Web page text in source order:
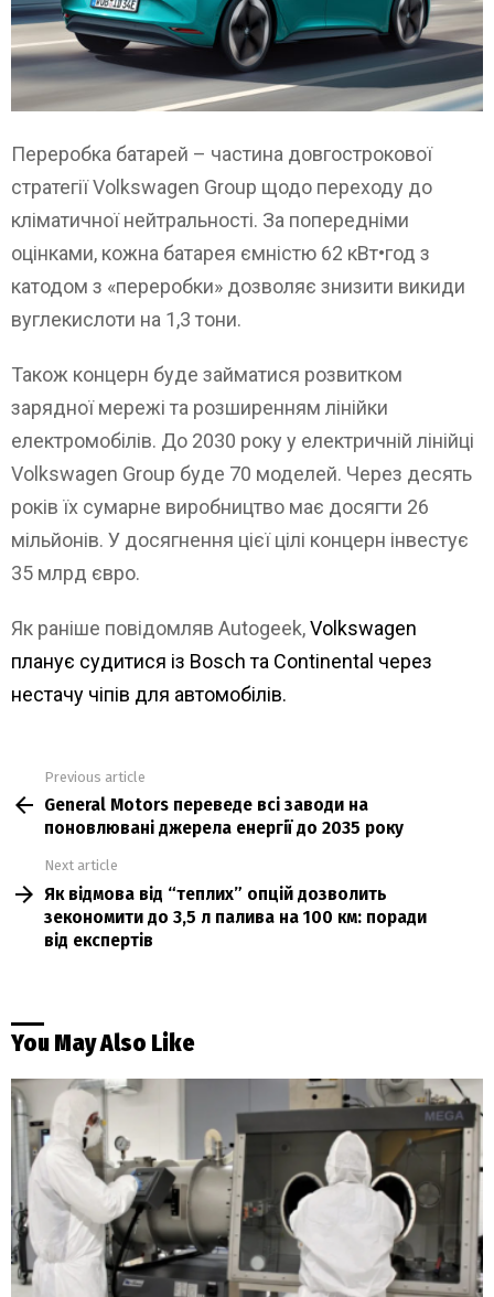
Переробка батарей – частина довгострокової
стратегії Volkswagen Group щодо переходу до
кліматичної нейтральності. За попередніми
оцінками, кожна батарея ємністю 62 кВт•год з
катодом з «переробки» дозволяє знизити викиди
вуглекислоти на 1,3 тони.
Також концерн буде займатися розвитком
зарядної мережі та розширенням лінійки
електромобілів. До 2030 року у електричній лінійці
Volkswagen Group буде 70 моделей. Через десять
років їх сумарне виробництво має досягти 26
мільйонів. У досягнення цієї цілі концерн інвестує
35 млрд євро.
Як раніше повідомляв Autogeek,Volkswagen
планує судитися із Bosch та Continental через
нестачу чіпів для автомобілів.
more
Previous article
General Motors переведе всі заводи на
поновлювані джерела енергії до 2035 року
Next article
Як відмова від “теплих” опцій дозволить
зекономити до 3,5 л палива на 100 км: поради
від експертів
You May Also Like